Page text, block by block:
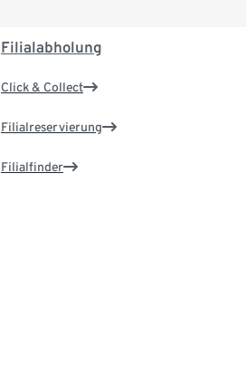
Filialabholung
Click & Collect
Filialreservierung
Filialfinder